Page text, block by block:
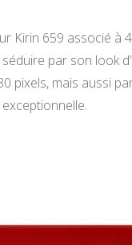
Kirin 659 associé à
par son look
pixels, mais aussi